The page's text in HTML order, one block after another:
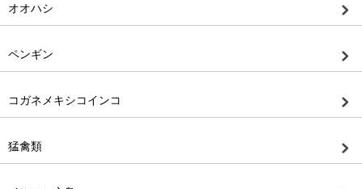
オオハシ
ペンギン
コガネメキシコインコ
猛禽類